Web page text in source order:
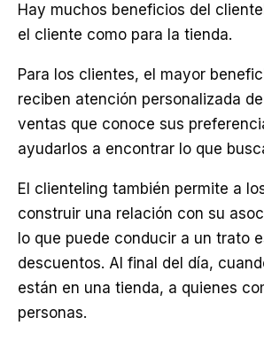
Hay muchos beneficios del
el cliente como para la tienda.
Para los clientes, el mayor
reciben atención personalizada
ventas que conoce sus
ayudarlos a encontrar lo que
El clienteling también permite a
construir una relación con su
lo que puede conducir a un trato
descuentos. Al final del día,
están en una tienda, a quienes
personas.